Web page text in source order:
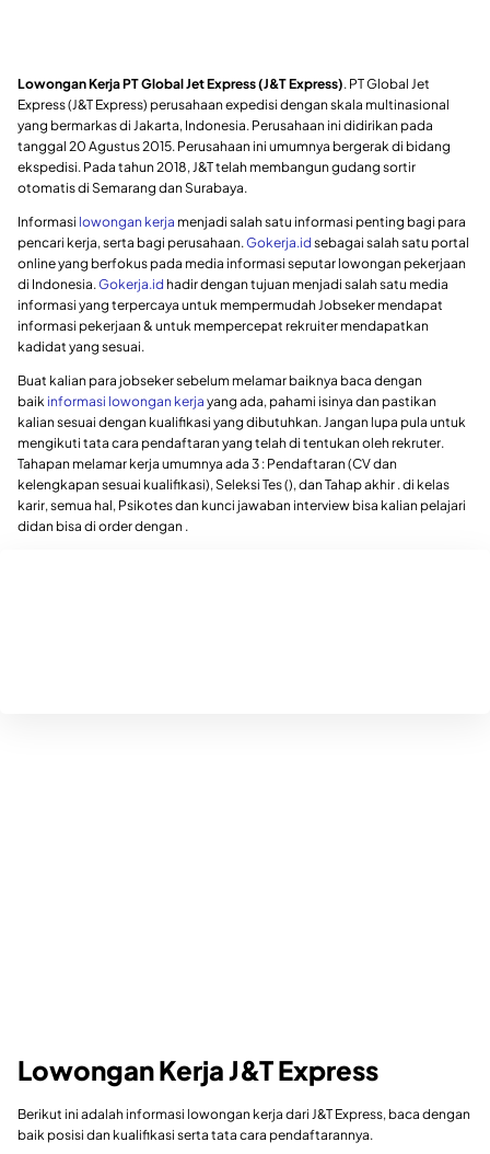
Lowongan Kerja PT Global Jet Express (J&T Express). PT Global Jet
Express (J&T Express) perusahaan expedisi dengan skala multinasional
yang bermarkas di Jakarta, Indonesia. Perusahaan ini didirikan pada
tanggal 20 Agustus 2015. Perusahaan ini umumnya bergerak di bidang
ekspedisi. Pada tahun 2018, J&T telah membangun gudang sortir
otomatis di Semarang dan Surabaya.
Informasi lowongan kerja menjadi salah satu informasi penting bagi para
pencari kerja, serta bagi perusahaan.Gokerja.id sebagai salah satu portal
online yang berfokus pada media informasi seputar lowongan pekerjaan
di Indonesia.Gokerja.id hadir dengan tujuan menjadi salah satu media
informasi yang terpercaya untuk mempermudah Jobseker mendapat
informasi pekerjaan & untuk mempercepat rekruiter mendapatkan
kadidat yang sesuai.
Buat kalian para jobseker sebelum melamar baiknya baca dengan
baik informasi lowongan kerja yang ada, pahami isinya dan pastikan
kalian sesuai dengan kualifikasi yang dibutuhkan. Jangan lupa pula untuk
mengikuti tata cara pendaftaran yang telah di tentukan oleh rekruter.
Tahapan melamar kerja umumnya ada 3 : Pendaftaran (CV dan
kelengkapan sesuai kualifikasi), Seleksi Tes (), dan Tahap akhir . di kelas
karir, semua hal, Psikotes dan kunci jawaban interview bisa kalian pelajari
didan bisa di order dengan .
Lowongan Kerja J&T Express
Berikut ini adalah informasi lowongan kerja dari J&T Express, baca dengan
baik posisi dan kualifikasi serta tata cara pendaftarannya.